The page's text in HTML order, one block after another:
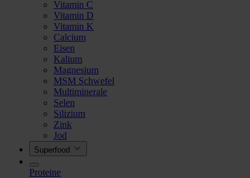
Vitamin C
Vitamin D
Vitamin K
Calcium
Eisen
Kalium
Magnesium
MSM Schwefel
Multiminerale
Selen
Silizium
Zink
Jod
Superfood
Proteine